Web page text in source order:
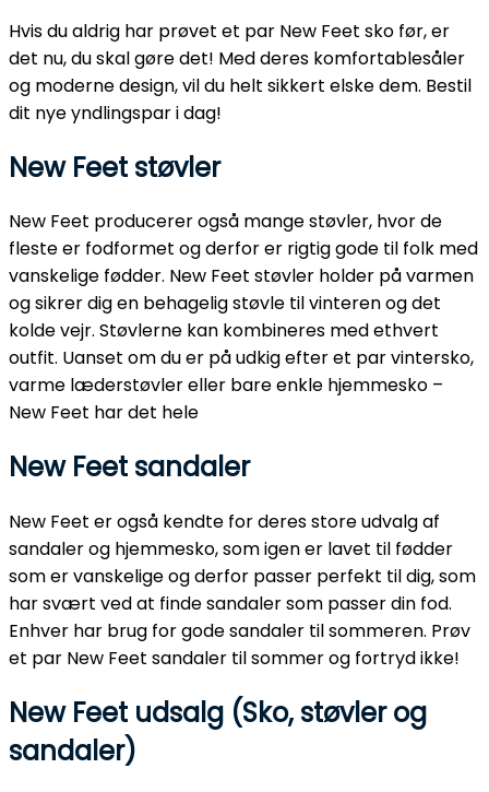
Hvis du aldrig har prøvet et par New Feet sko før, er
det nu, du skal gøre det! Med deres komfortablesåler
og moderne design, vil du helt sikkert elske dem. Bestil
dit nye yndlingspar i dag!
New Feet støvler
New Feet producerer også mange støvler, hvor de
fleste er fodformet og derfor er rigtig gode til folk med
vanskelige fødder. New Feet støvler holder på varmen
og sikrer dig en behagelig støvle til vinteren og det
kolde vejr. Støvlerne kan kombineres med ethvert
outfit. Uanset om du er på udkig efter et par vintersko,
varme læderstøvler eller bare enkle hjemmesko –
New Feet har det hele
New Feet sandaler
New Feet er også kendte for deres store udvalg af
sandaler og hjemmesko, som igen er lavet til fødder
som er vanskelige og derfor passer perfekt til dig, som
har svært ved at finde sandaler som passer din fod.
Enhver har brug for gode sandaler til sommeren. Prøv
et par New Feet sandaler til sommer og fortryd ikke!
New Feet udsalg (Sko, støvler og
sandaler)